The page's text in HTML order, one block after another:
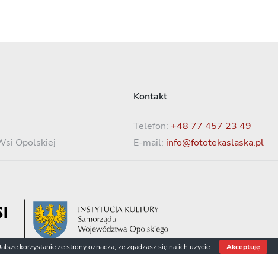
Opolskiej
Kontakt
Telefon: +48 77 457 23 49
E-mail: info@fototekaslaska.pl
korzystanie ze strony oznacza, że zgadzasz się na ich użycie. Akceptuję